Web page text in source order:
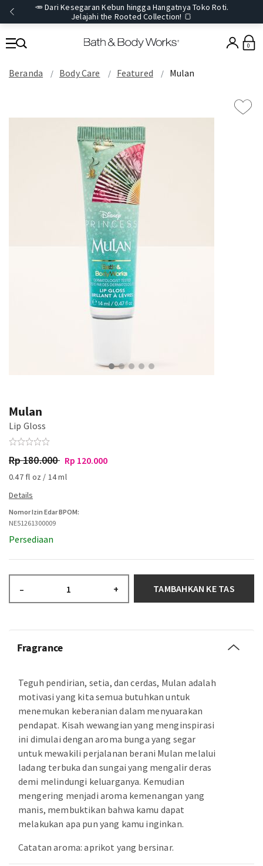
🥕 Dari Kesegaran Kebun hingga Hangatnya Toko Roti.
Jelajahi the Rooted Collection! 🍞
0
Beranda Body Care Featured Mulan
Mulan
Lip Gloss
Rp 180.000 Rp 120.000
0.47 fl oz / 14 ml
Nomor Izin Edar BPOM:
NE51261300009
Persediaan
– + TAMBAHKAN KE TAS
Fragrance
Teguh pendirian, setia, dan cerdas, Mulan adalah
motivasi yang kita semua butuhkan untuk
menemukan keberanian dalam menyuarakan
pendapat. Kisah wewangian yang menginspirasi
ini dimulai dengan aroma bunga yang segar
untuk mewakili perjalanan berani Mulan melalui
ladang terbuka dan sungai yang mengalir deras
demi melindungi keluarganya. Kemudian
mengering menjadi aroma kemenangan yang
manis, membuktikan bahwa kamu dapat
melakukan apa pun yang kamu inginkan.
Catatan aroma: aprikot yang bersinar.